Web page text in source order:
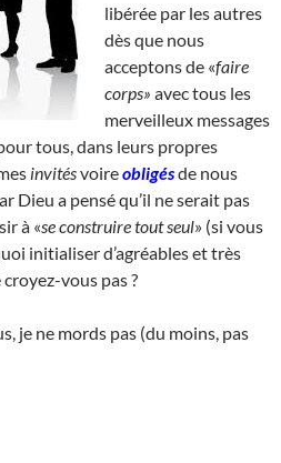
libérée par les autres
dès que nous
acceptons de «faire
corps» avec tous les
merveilleux messages
tous, dans leurs propres
invitésvoireobligésde nous
Dieu a pensé qu’il ne serait pas
à «se construire tout seul» (si vous
initialiser d’agréables et très
vous pas ?
je ne mords pas (du moins, pas